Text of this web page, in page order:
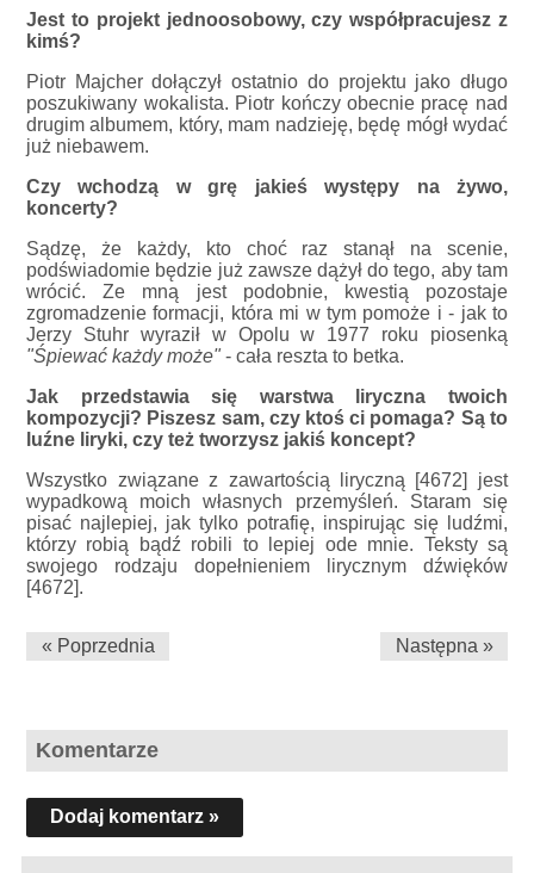
Jest to projekt jednoosobowy, czy współpracujesz z
kimś?
Piotr Majcher dołączył ostatnio do projektu jako długo
poszukiwany wokalista. Piotr kończy obecnie pracę nad
drugim albumem, który, mam nadzieję, będę mógł wydać
już niebawem.
Czy wchodzą w grę jakieś występy na żywo,
koncerty?
Sądzę, że każdy, kto choć raz stanął na scenie,
podświadomie będzie już zawsze dążył do tego, aby tam
wrócić. Ze mną jest podobnie, kwestią pozostaje
zgromadzenie formacji, która mi w tym pomoże i - jak to
Jerzy Stuhr wyraził w Opolu w 1977 roku piosenką
"Śpiewać każdy może"- cała reszta to betka.
Jak przedstawia się warstwa liryczna twoich
kompozycji? Piszesz sam, czy ktoś ci pomaga? Są to
luźne liryki, czy też tworzysz jakiś koncept?
Wszystko związane z zawartością liryczną [4672] jest
wypadkową moich własnych przemyśleń. Staram się
pisać najlepiej, jak tylko potrafię, inspirując się ludźmi,
którzy robią bądź robili to lepiej ode mnie. Teksty są
swojego rodzaju dopełnieniem lirycznym dźwięków
[4672].
« Poprzednia Następna »
Komentarze
Dodaj komentarz »